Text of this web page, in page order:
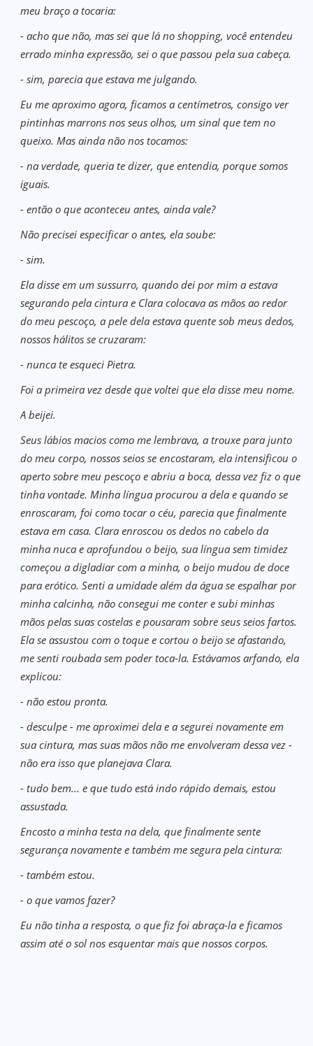
meu braço a tocaria:
- acho que não, mas sei que lá no shopping, você entendeu
errado minha expressão, sei o que passou pela sua cabeça.
- sim, parecia que estava me julgando.
Eu me aproximo agora, ficamos a centímetros, consigo ver
pintinhas marrons nos seus olhos, um sinal que tem no
queixo. Mas ainda não nos tocamos:
- na verdade, queria te dizer, que entendia, porque somos
iguais.
- então o que aconteceu antes, ainda vale?
Não precisei especificar o antes, ela soube:
- sim.
Ela disse em um sussurro, quando dei por mim a estava
segurando pela cintura e Clara colocava as mãos ao redor
do meu pescoço, a pele dela estava quente sob meus dedos,
nossos hálitos se cruzaram:
- nunca te esqueci Pietra.
Foi a primeira vez desde que voltei que ela disse meu nome.
A beijei.
Seus lábios macios como me lembrava, a trouxe para junto
do meu corpo, nossos seios se encostaram, ela intensificou o
aperto sobre meu pescoço e abriu a boca, dessa vez fiz o que
tinha vontade. Minha língua procurou a dela e quando se
enroscaram, foi como tocar o céu, parecia que finalmente
estava em casa. Clara enroscou os dedos no cabelo da
minha nuca e aprofundou o beijo, sua língua sem timidez
começou a digladiar com a minha, o beijo mudou de doce
para erótico. Senti a umidade além da água se espalhar por
minha calcinha, não consegui me conter e subi minhas
mãos pelas suas costelas e pousaram sobre seus seios fartos.
Ela se assustou com o toque e cortou o beijo se afastando,
me senti roubada sem poder toca-la. Estávamos arfando, ela
explicou:
- não estou pronta.
- desculpe - me aproximei dela e a segurei novamente em
sua cintura, mas suas mãos não me envolveram dessa vez -
não era isso que planejava Clara.
- tudo bem... e que tudo está indo rápido demais, estou
assustada.
Encosto a minha testa na dela, que finalmente sente
segurança novamente e também me segura pela cintura:
- também estou.
- o que vamos fazer?
Eu não tinha a resposta, o que fiz foi abraça-la e ficamos
assim até o sol nos esquentar mais que nossos corpos.